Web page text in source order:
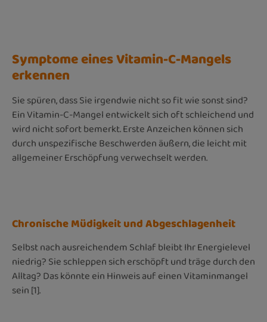
Symptome eines Vitamin-C-Mangels
erkennen
Sie spüren, dass Sie irgendwie nicht so fit wie sonst sind?
Ein Vitamin-C-Mangel entwickelt sich oft schleichend und
wird nicht sofort bemerkt. Erste Anzeichen können sich
durch unspezifische Beschwerden äußern, die leicht mit
allgemeiner Erschöpfung verwechselt werden.
Chronische Müdigkeit und Abgeschlagenheit
Selbst nach ausreichendem Schlaf bleibt Ihr Energielevel
niedrig? Sie schleppen sich erschöpft und träge durch den
Alltag? Das könnte ein Hinweis auf einen Vitaminmangel
sein [1].